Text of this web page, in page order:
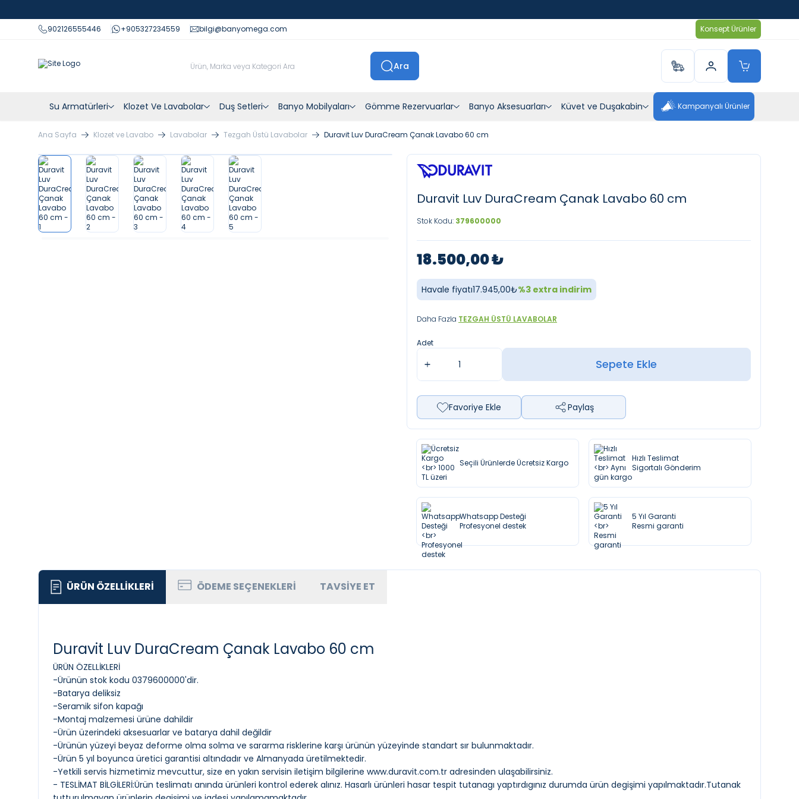
902126555446
+905327234559 bilgi@banyomega.com Konsept Ürünler
Ara
Su Armatürleri Klozet Ve Lavabolar Duş Setleri Banyo Mobilyaları Gömme Rezervuarlar Banyo Aksesuarları Küvet ve Duşakabin Kampanyalı Ürünler
Ana Sayfa Klozet ve Lavabo Lavabolar Tezgah Üstü Lavabolar Duravit Luv DuraCream Çanak Lavabo 60 cm
Duravit Luv DuraCream Çanak Lavabo 60 cm
Stok Kodu: 379600000
18.500,00₺
Havale fiyatı17.945,00₺%3extra indirim
Daha Fazla TEZGAH ÜSTÜ LAVABOLAR
Adet
Sepete Ekle
Favoriye Ekle Paylaş
Seçili Ürünlerde Ücretsiz Kargo
Hızlı Teslimat
Sigortalı Gönderim
Whatsapp Desteği
Profesyonel destek
5 Yıl Garanti
Resmi garanti
ÜRÜN ÖZELLIKLERI ÖDEME SEÇENEKLERI TAVSIYE ET
Duravit Luv DuraCream Çanak Lavabo 60 cm
ÜRÜN ÖZELLİKLERİ
-Ürünün stok kodu 0379600000'dir.
-Batarya deliksiz
-Seramik sifon kapağı
-Montaj malzemesi ürüne dahildir
-Ürün üzerindeki aksesuarlar ve batarya dahil değildir
-Ürünün yüzeyi beyaz deforme olma solma ve sararma risklerine karşı ürünün yüzeyinde standart sır bulunmaktadır.
-Ürün 5 yıl boyunca üretici garantisi altındadır ve Almanyada üretilmektedir.
-Yetkili servis hizmetimiz mevcuttur, size en yakın servisin iletişim bilgilerine www.duravit.com.tr adresinden ulaşabilirsiniz.
- TESLİMAT BİLGİLERİ:Ürün teslimatı anında ürünleri kontrol ederek alınız. Hasarlı ürünleri hasar tespit tutanagı yaptırdıgınız durumda ürün degişimi yapılmaktadır.Tutanak